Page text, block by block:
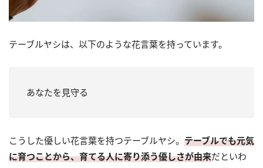
テーブルヤシは、以下のような花言葉を持っています。
あなたを見守る
こうした優しい花言葉を持つテーブルヤシ。 テーブルでも元気
に育つことから、育てる人に寄り添う優しさが由来だといわ